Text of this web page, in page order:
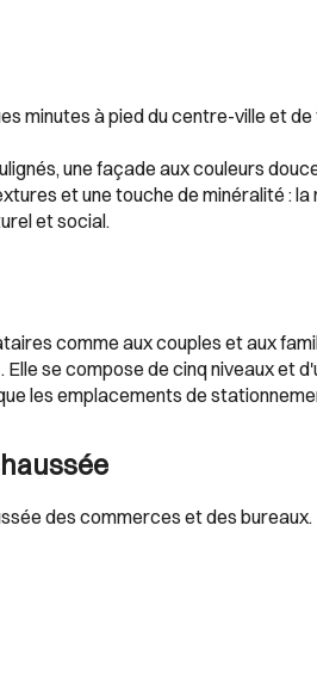
minutes à pied du centre-ville et
une façade aux couleurs
et une touche de minéralité :
et social.
comme aux couples et aux
se compose de cinq niveaux et
les emplacements de
des commerces et des bureaux.